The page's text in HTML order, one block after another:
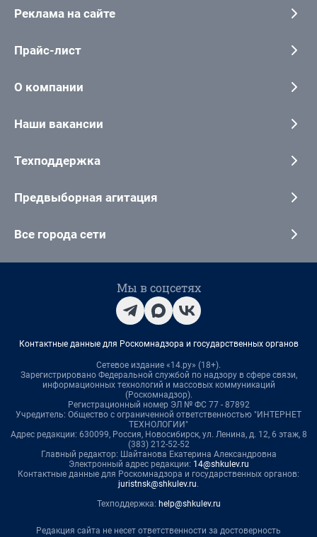
Реклама на сайте
Прайс-лист
О компании
Наши вакансии
Техподдержка
Предвыборная агитация
Все города сети
Мы в соцсетях
Контактные данные для Роскомнадзора и государственных органов
Сетевое издание «14.ру» (18+).
Зарегистрировано Федеральной службой по надзору в сфере связи,
информационных технологий и массовых коммуникаций
(Роскомнадзор).
Регистрационный номер ЭЛ № ФС 77 - 87892
Учредитель: Общество с ограниченной ответственностью "ИНТЕРНЕТ
ТЕХНОЛОГИИ"
Адрес редакции: 630099, Россия, Новосибирск, ул. Ленина, д. 12, 6 этаж, 8
(383) 212-52-52
Главный редактор: Шайтанова Екатерина Александровна
Электронный адрес редакции: 14@shkulev.ru
Контактные данные для Роскомнадзора и государственных органов:
juristnsk@shkulev.ru.
Техподдержка: help@shkulev.ru
Редакция сайта не несет ответственности за достоверность